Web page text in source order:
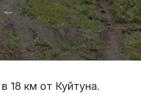
18 км от Куйтуна.